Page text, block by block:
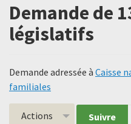
Demande de
législatifs
Demande adressée à Caisse
familiales
Actions Suivre